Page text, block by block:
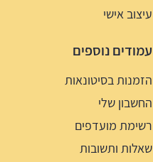
עיצוב אישי
עמודים נוספים
הזמנות בסיטונאות
החשבון שלי
רשימת מועדפים
שאלות ותשובות